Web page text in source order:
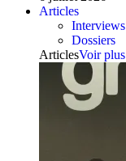
Articles
Interviews
Dossiers
ArticlesVoir plus